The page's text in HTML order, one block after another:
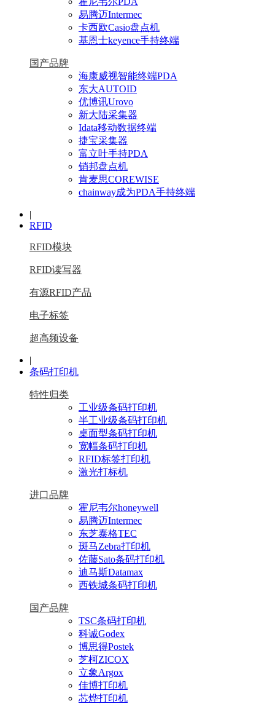
易腾迈Intermec
卡西欧Casio盘点机
基恩士keyence手持终端
国产品牌
海康威视智能终端PDA
东大AUTOID
优博讯Urovo
新大陆采集器
Idata移动数据终端
捷宝采集器
富立叶手持PDA
销邦盘点机
肯麦思COREWISE
chainway成为PDA手持终端
|
RFID
RFID模块
RFID读写器
有源RFID产品
电子标签
超高频设备
|
条码打印机
特性归类
工业级条码打印机
半工业级条码打印机
桌面型条码打印机
宽幅条码打印机
RFID标签打印机
激光打标机
进口品牌
霍尼韦尔honeywell
易腾迈Intermec
东芝泰格TEC
斑马Zebra打印机
佐藤Sato条码打印机
迪马斯Datamax
西铁城条码打印机
国产品牌
TSC条码打印机
科诚Godex
博思得Postek
芝柯ZICOX
立象Argox
佳博打印机
芯烨打印机